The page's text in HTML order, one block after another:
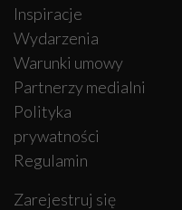
Inspiracje
Wydarzenia
Warunki umowy
Partnerzy medialni
Polityka
prywatności
Regulamin
Zarejestruj się